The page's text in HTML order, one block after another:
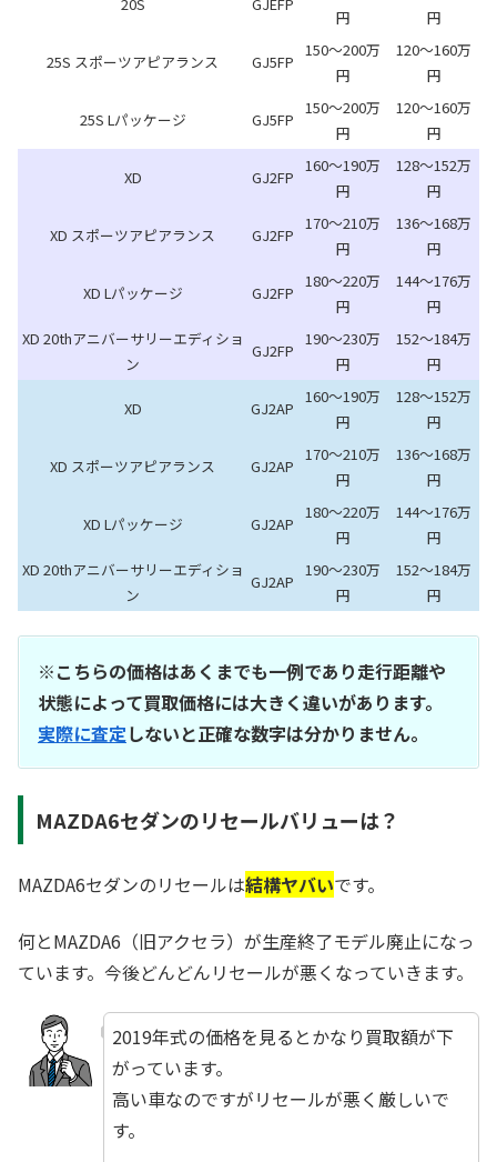
円
円
25S スポーツアピアランス GJ5FP
150～200万
円
120～160万
円
25S Lパッケージ GJ5FP
150～200万
円
120～160万
円
XD GJ2FP
160～190万
円
128～152万
円
XD スポーツアピアランス GJ2FP
170～210万
円
136～168万
円
XD Lパッケージ GJ2FP
180～220万
円
144～176万
円
XD 20thアニバーサリーエディショ
ン
GJ2FP
190～230万
円
152～184万
円
XD GJ2AP
160～190万
円
128～152万
円
XD スポーツアピアランス GJ2AP
170～210万
円
136～168万
円
XD Lパッケージ GJ2AP
180～220万
円
144～176万
円
XD 20thアニバーサリーエディショ
ン
GJ2AP
190～230万
円
152～184万
円
※こちらの価格はあくまでも一例であり走行距離や
状態によって買取価格には大きく違いがあります。
実際に査定しないと正確な数字は分かりません。
MAZDA6セダンのリセールバリューは？
MAZDA6セダンのリセールは結構ヤバいです。
何とMAZDA6（旧アクセラ）が生産終了モデル廃止になっ
ています。今後どんどんリセールが悪くなっていきます。
2019年式の価格を見るとかなり買取額が下
がっています。
高い車なのですがリセールが悪く厳しいで
す。